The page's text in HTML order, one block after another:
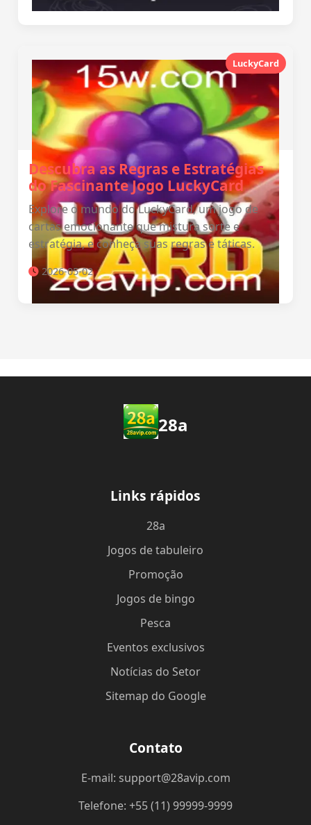
LuckyCard
Descubra as Regras e Estratégias
do Fascinante Jogo LuckyCard
Explore o mundo do LuckyCard, um jogo de
cartas emocionante que mistura sorte e
estratégia, e conheça suas regras e táticas.
2026-05-02
28a
Links rápidos
28a
Jogos de tabuleiro
Promoção
Jogos de bingo
Pesca
Eventos exclusivos
Notícias do Setor
Sitemap do Google
Contato
E-mail: support@28avip.com
Telefone: +55 (11) 99999-9999